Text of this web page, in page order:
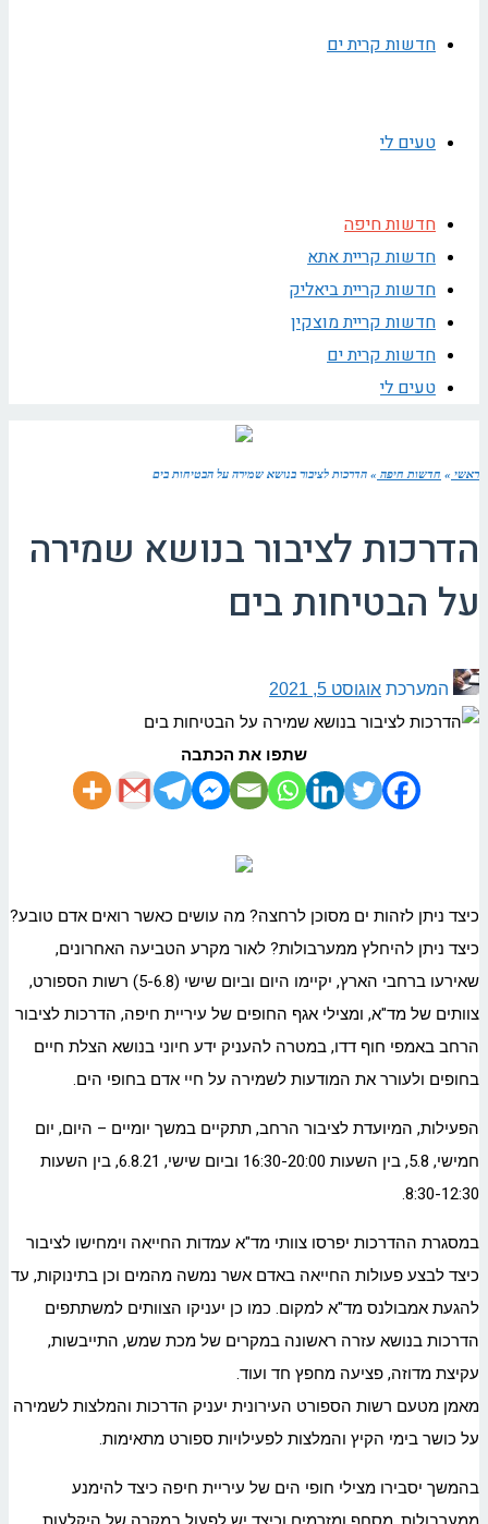
חדשות קרית ים
טעים לי
חדשות חיפה
חדשות קריית אתא
חדשות קריית ביאליק
חדשות קריית מוצקין
חדשות קרית ים
טעים לי
ראשי » חדשות חיפה » הדרכות לציבור בנושא שמירה על הבטיחות בים
הדרכות לציבור בנושא שמירה
על הבטיחות בים
המערכת אוגוסט 5, 2021
שתפו את הכתבה
כיצד ניתן לזהות ים מסוכן לרחצה? מה עושים כאשר רואים אדם טובע?
כיצד ניתן להיחלץ ממערבולות? לאור מקרע הטביעה האחרונים,
שאירעו ברחבי הארץ, יקיימו היום וביום שישי (5-6.8) רשות הספורט,
צוותים של מד"א, ומצילי אגף החופים של עיריית חיפה, הדרכות לציבור
הרחב באמפי חוף דדו, במטרה להעניק ידע חיוני בנושא הצלת חיים
בחופים ולעורר את המודעות לשמירה על חיי אדם בחופי הים.
הפעילות, המיועדת לציבור הרחב, תתקיים במשך יומיים – היום, יום
חמישי, 5.8, בין השעות 16:30-20:00 וביום שישי, 6.8.21, בין השעות
8:30-12:30.
במסגרת ההדרכות יפרסו צוותי מד"א עמדות החייאה וימחישו לציבור
כיצד לבצע פעולות החייאה באדם אשר נמשה מהמים וכן בתינוקות, עד
להגעת אמבולנס מד"א למקום. כמו כן יעניקו הצוותים למשתתפים
הדרכות בנושא עזרה ראשונה במקרים של מכת שמש, התייבשות,
עקיצת מדוזה, פציעה מחפץ חד ועוד.
מאמן מטעם רשות הספורט העירונית יעניק הדרכות והמלצות לשמירה
על כושר בימי הקיץ והמלצות לפעילויות ספורט מתאימות.
בהמשך יסבירו מצילי חופי הים של עיריית חיפה כיצד להימנע